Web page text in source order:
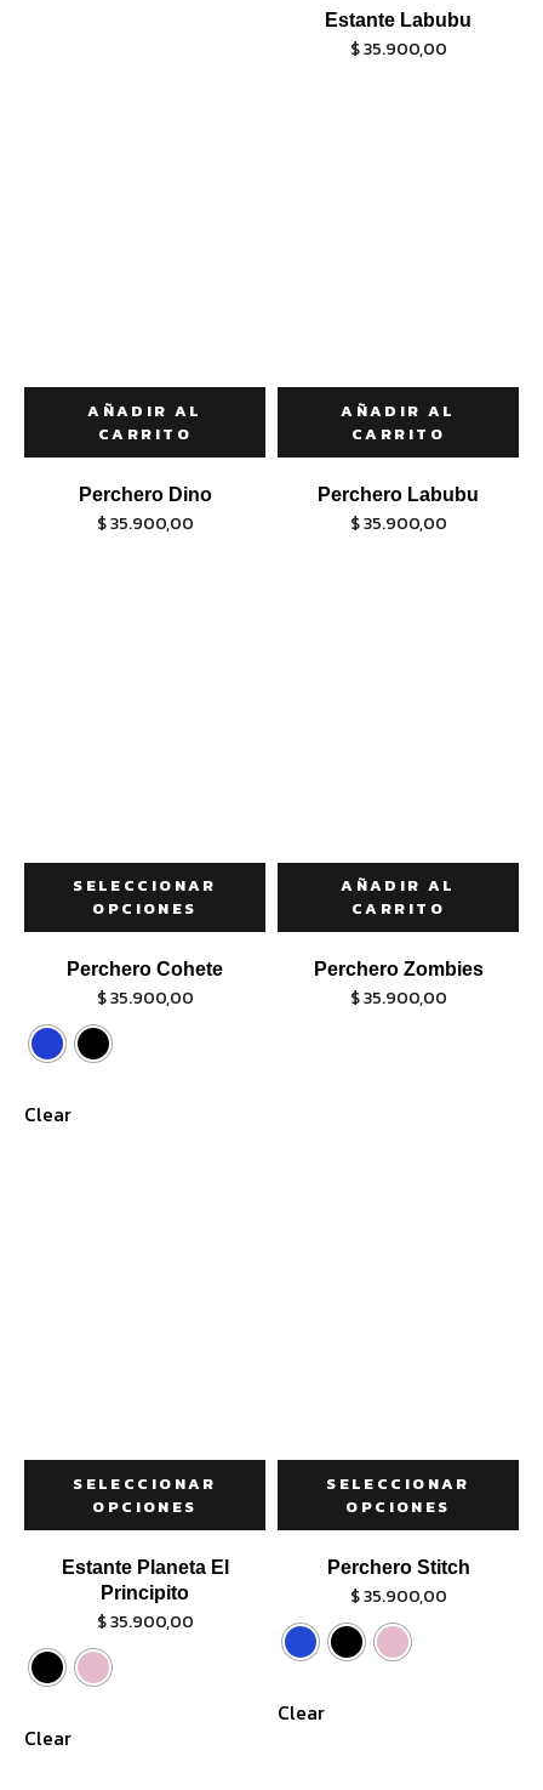
Estante Labubu
$35.900,00
AÑADIR AL
CARRITO
Perchero Dino
$35.900,00
AÑADIR AL
CARRITO
Perchero Labubu
$35.900,00
SELECCIONAR
OPCIONES
Perchero Cohete
$35.900,00
Clear
AÑADIR AL
CARRITO
Perchero Zombies
$35.900,00
SELECCIONAR
OPCIONES
Estante Planeta El
Principito
$35.900,00
Clear
SELECCIONAR
OPCIONES
Perchero Stitch
$35.900,00
Clear